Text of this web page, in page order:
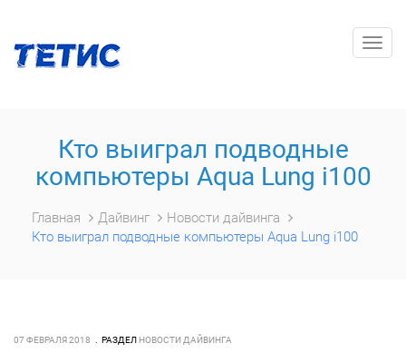
Кто выиграл подводные
компьютеры Aqua Lung i100
Главная Дайвинг
Новости дайвинга
Кто выиграл подводные компьютеры Aqua Lung i100
07 ФЕВРАЛЯ 2018 РАЗДЕЛ НОВОСТИ ДАЙВИНГА